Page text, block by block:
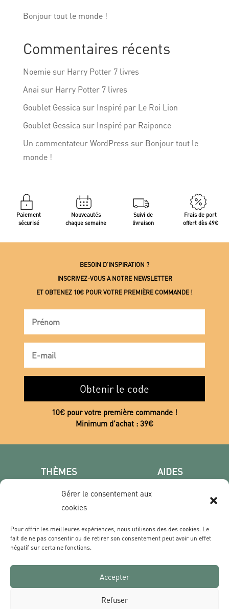
Gérer le consentement aux
cookies
Pour offrir les meilleures expériences, nous utilisons des des cookies. Le
fait de ne pas consentir ou de retirer son consentement peut avoir un effet
négatif sur certaine fonctions.
Accepter
Refuser
Bonjour tout le monde !
Commentaires récents
Noemiesur Harry Potter 7 livres
Anai sur Harry Potter 7 livres
Goublet Gessica sur Inspiré par Le Roi Lion
Goublet Gessica sur Inspiré par Raiponce
Un commentateur WordPress sur Bonjour tout le
monde !
Paiement
sécurisé
Nouveautés
chaque semaine
Suivi de
livraison
Frais de port
offert dès 49€
BESOIN D’INSPIRATION ?
INSCRIVEZ-VOUS A NOTRE NEWSLETTER
ET OBTENEZ 10€ POUR VOTRE PREMIÈRE COMMANDE !
Obtenir le code
10€ pour votre première commande !
Minimum d’achat : 39€
THÈMES
Poster photo
Les villes
Film & Série
AIDES
Livraisons & Retours